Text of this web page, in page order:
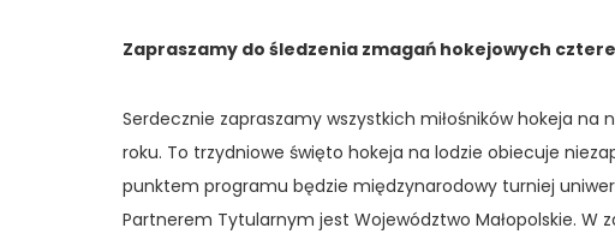
Zapraszamy do śledzenia zmagań hokejowych
Serdecznie zapraszamy wszystkich miłośników hokeja na
roku. To trzydniowe święto hokeja na lodzie obiecuje
punktem programu będzie międzynarodowy turniej
Partnerem Tytularnym jest Województwo Małopolskie. W